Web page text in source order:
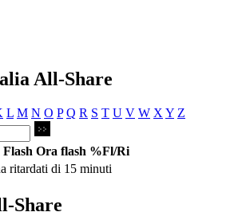
All-Share
L M N O P Q R S T U V W X Y Z
Flash Ora flash %Fl/Ri
ritardati di 15 minuti
Share